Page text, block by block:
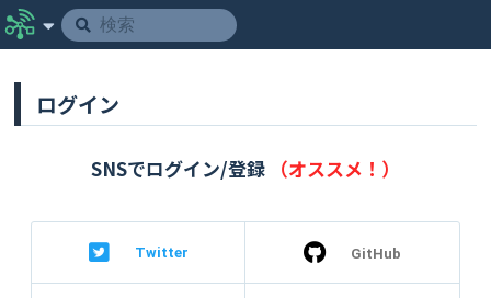
ログイン
SNSでログイン/登録 （オススメ！）
Twitter GitHub